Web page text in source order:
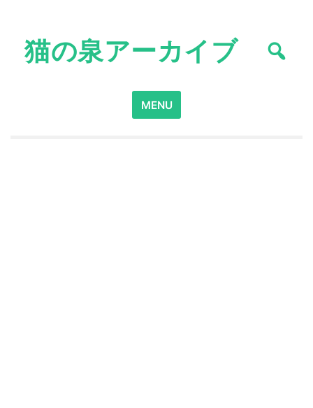
content猫の泉アーカイブ
Search
for:
MENU